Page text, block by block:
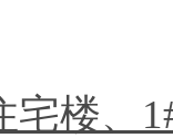
宅楼、